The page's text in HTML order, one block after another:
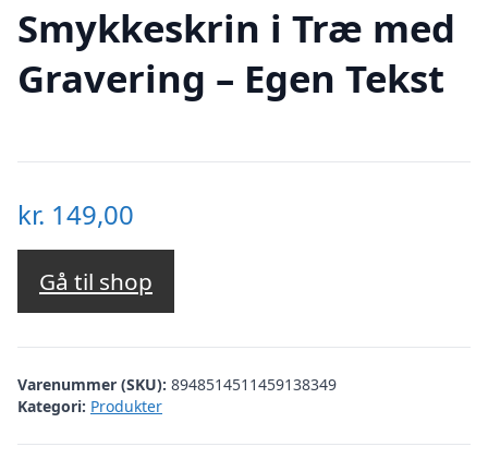
Smykkeskrin i Træ med
Gravering – Egen Tekst
kr. 149,00
Gå til shop
Varenummer (SKU): 8948514511459138349
Kategori: Produkter